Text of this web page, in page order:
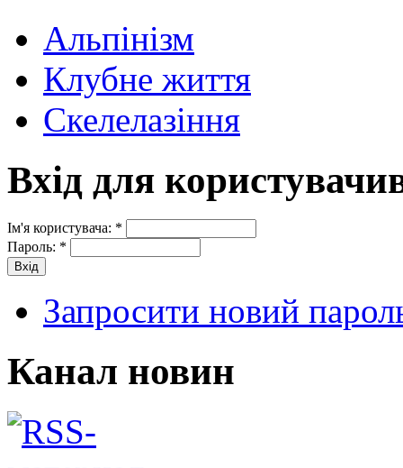
Альпінізм
Клубне життя
Скелелазіння
Вхід для
Ім'я користувача: *
Пароль: *
Запросити новий
Канал новин